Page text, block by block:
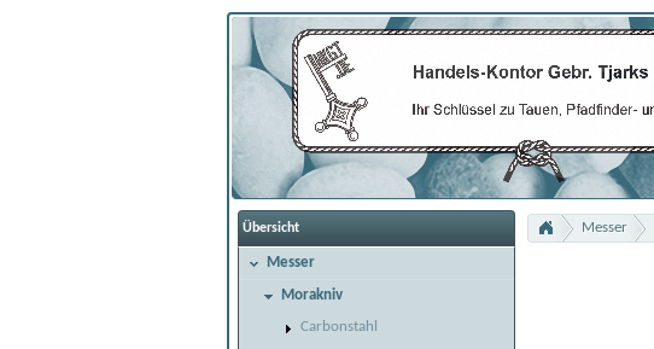
Übersicht
Messer
Morakniv
Carbonstahl
Messer